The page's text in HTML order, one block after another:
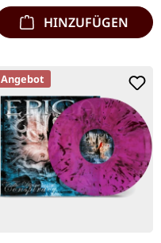
HINZUFÜGEN
Angebot